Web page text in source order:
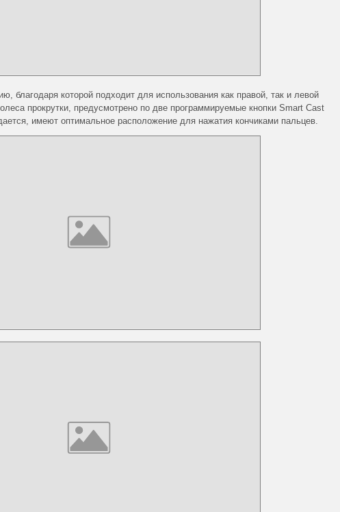
благодаря которой подходит для использования как правой, так и левой
прокрутки, предусмотрено по две программируемые кнопки Smart Cast
имеют оптимальное расположение для нажатия кончиками пальцев.